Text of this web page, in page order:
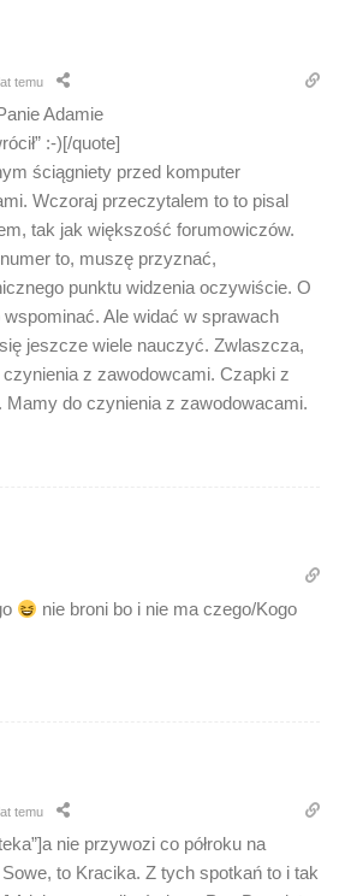
temu
Adamie
:-)[/quote]
ściągniety przed komputer
Wczoraj przeczytalem to to pisal
tak jak większość forumowiczów.
to, muszę przyznać,
punktu widzenia oczywiście. O
Ale widać w sprawach
jeszcze wiele nauczyć. Zwlaszcza,
z zawodowcami. Czapki z
Mamy do czynienia z zawodowacami.
nie broni bo i nie ma czego/Kogo
temu
nie przywozi co półroku na
to Kracika. Z tych spotkań to i tak